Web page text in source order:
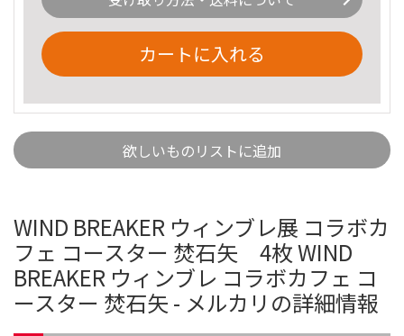
カートに入れる
欲しいものリストに追加
WIND BREAKER ウィンブレ展 コラボカ
フェ コースター 焚石矢 4枚 WIND
BREAKER ウィンブレ コラボカフェ コ
ースター 焚石矢 - メルカリの詳細情報